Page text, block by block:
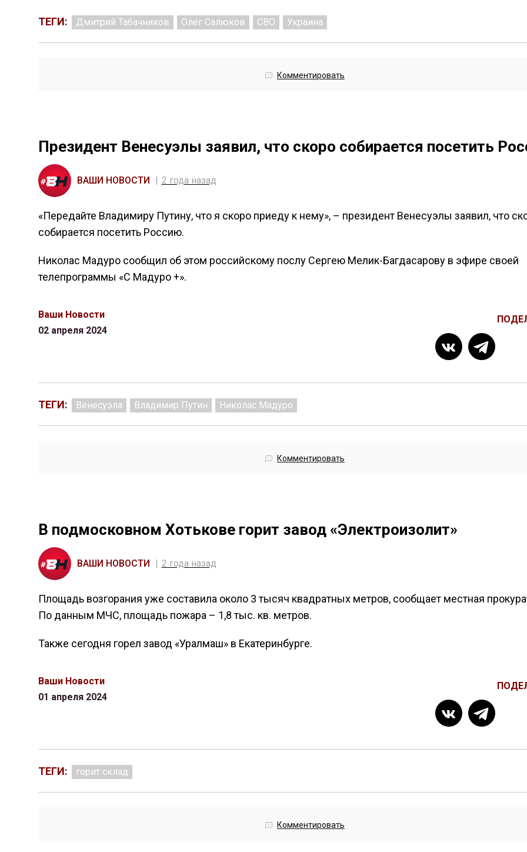
ТЕГИ: Дмитрий Табачников Олег Салюков СВО Украина
Комментировать
Президент Венесуэлы заявил, что скоро собирается посетить
ВАШИ НОВОСТИ 2 года назад
«Передайте Владимиру Путину, что я скоро приеду к нему», – президент Венесуэлы заявил, что
собирается посетить Россию.
Николас Мадуро сообщил об этом российскому послу Сергею Мелик-Багдасарову в эфире своей
телепрограммы «С Мадуро +».
Ваши Новости
02 апреля 2024
ТЕГИ: Венесуэла Владимир Путин Николас Мадуро
Комментировать
В подмосковном Хотькове горит завод «Электроизолит»
ВАШИ НОВОСТИ 2 года назад
Площадь возгорания уже составила около 3 тысяч квадратных метров, сообщает местная
По данным МЧС, площадь пожара – 1,8 тыс. кв. метров.
Также сегодня горел завод «Уралмаш» в Екатеринбурге.
Ваши Новости
01 апреля 2024
ТЕГИ: горит склад
Комментировать